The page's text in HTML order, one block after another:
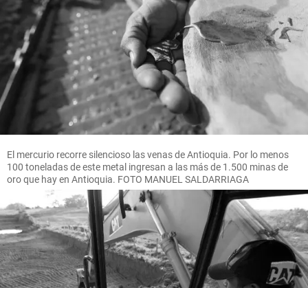
El mercurio recorre silencioso las venas de Antioquia. Por lo menos
100 toneladas de este metal ingresan a las más de 1.500 minas de
oro que hay en Antioquia. FOTO MANUEL SALDARRIAGA